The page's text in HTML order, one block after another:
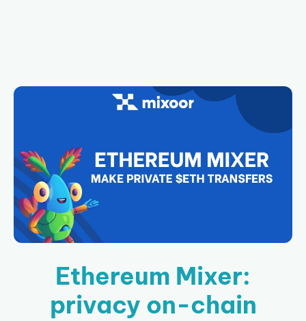
Ethereum Mixer:
privacy on-chain